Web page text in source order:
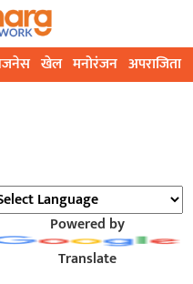
खेल मनोरंजन अपराजिता
Powered by
Translate